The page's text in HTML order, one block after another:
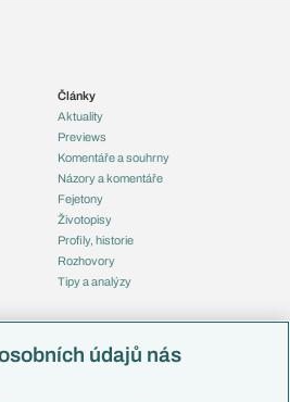
Články
Aktuality
Previews
Komentáře a souhrny
Názory a komentáře
Fejetony
Životopisy
Profily, historie
Rozhovory
Tipy a analýzy
Českoúdajů nás